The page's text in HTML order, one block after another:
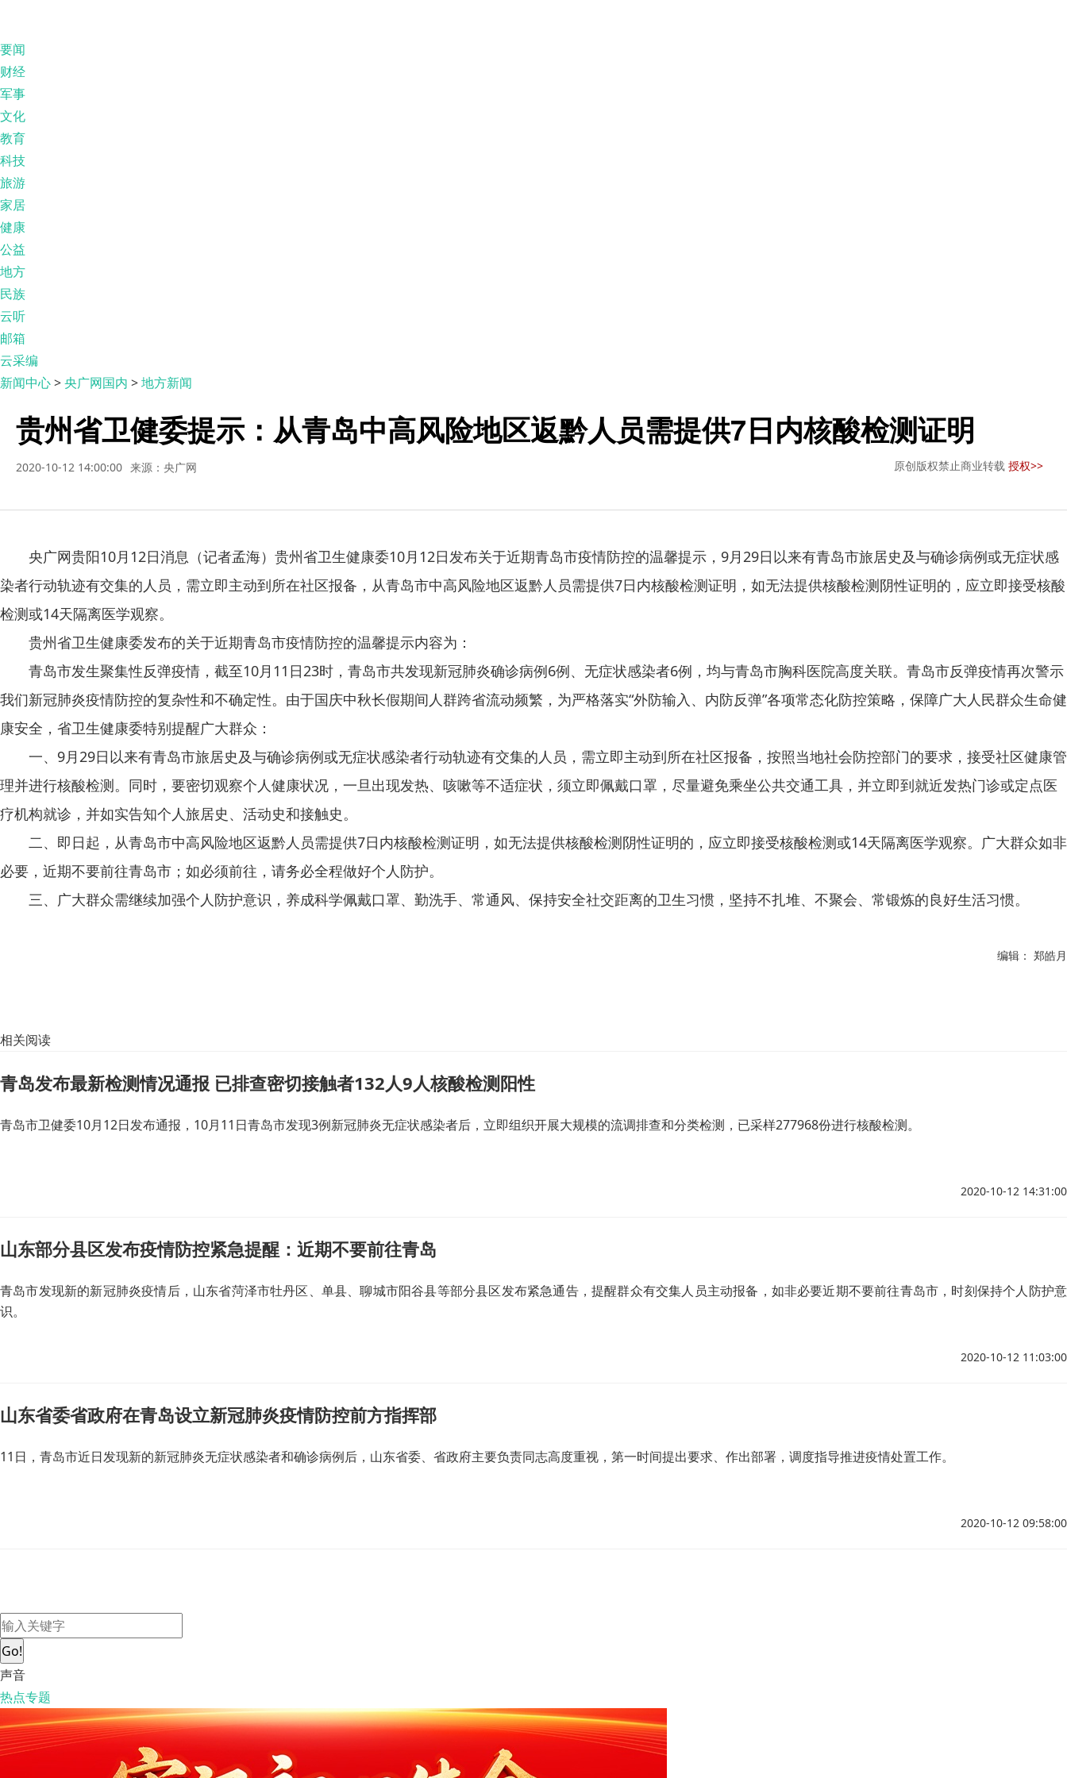
要闻
财经
军事
文化
教育
科技
旅游
家居
健康
公益
地方
民族
云听
邮箱
云采编
新闻中心>央广网国内 >地方新闻
贵州省卫健委提示：从青岛中高风险地区返黔人员需提供7日内核酸检测证明
2020-10-12 14:00:00 来源：央广网 原创版权禁止商业转载 授权>>
央广网贵阳10月12日消息（记者孟海）贵州省卫生健康委10月12日发布关于近期青岛市疫情防控的温馨提示，9月29日以来有青岛市旅居史及与确诊病例或无症状感
染者行动轨迹有交集的人员，需立即主动到所在社区报备，从青岛市中高风险地区返黔人员需提供7日内核酸检测证明，如无法提供核酸检测阴性证明的，应立即接受核酸
检测或14天隔离医学观察。
贵州省卫生健康委发布的关于近期青岛市疫情防控的温馨提示内容为：
青岛市发生聚集性反弹疫情，截至10月11日23时，青岛市共发现新冠肺炎确诊病例6例、无症状感染者6例，均与青岛市胸科医院高度关联。青岛市反弹疫情再次警示
我们新冠肺炎疫情防控的复杂性和不确定性。由于国庆中秋长假期间人群跨省流动频繁，为严格落实“外防输入、内防反弹”各项常态化防控策略，保障广大人民群众生命健
康安全，省卫生健康委特别提醒广大群众：
一、9月29日以来有青岛市旅居史及与确诊病例或无症状感染者行动轨迹有交集的人员，需立即主动到所在社区报备，按照当地社会防控部门的要求，接受社区健康管
理并进行核酸检测。同时，要密切观察个人健康状况，一旦出现发热、咳嗽等不适症状，须立即佩戴口罩，尽量避免乘坐公共交通工具，并立即到就近发热门诊或定点医
疗机构就诊，并如实告知个人旅居史、活动史和接触史。
二、即日起，从青岛市中高风险地区返黔人员需提供7日内核酸检测证明，如无法提供核酸检测阴性证明的，应立即接受核酸检测或14天隔离医学观察。广大群众如非
必要，近期不要前往青岛市；如必须前往，请务必全程做好个人防护。
三、广大群众需继续加强个人防护意识，养成科学佩戴口罩、勤洗手、常通风、保持安全社交距离的卫生习惯，坚持不扎堆、不聚会、常锻炼的良好生活习惯。
编辑： 郑皓月
相关阅读
青岛发布最新检测情况通报 已排查密切接触者132人9人核酸检测阳性
青岛市卫健委10月12日发布通报，10月11日青岛市发现3例新冠肺炎无症状感染者后，立即组织开展大规模的流调排查和分类检测，已采样277968份进行核酸检测。
2020-10-12 14:31:00
山东部分县区发布疫情防控紧急提醒：近期不要前往青岛
青岛市发现新的新冠肺炎疫情后，山东省菏泽市牡丹区、单县、聊城市阳谷县等部分县区发布紧急通告，提醒群众有交集人员主动报备，如非必要近期不要前往青岛市，时刻保持个人防护意
识。
2020-10-12 11:03:00
山东省委省政府在青岛设立新冠肺炎疫情防控前方指挥部
11日，青岛市近日发现新的新冠肺炎无症状感染者和确诊病例后，山东省委、省政府主要负责同志高度重视，第一时间提出要求、作出部署，调度指导推进疫情处置工作。
2020-10-12 09:58:00
Go!
声音
热点专题